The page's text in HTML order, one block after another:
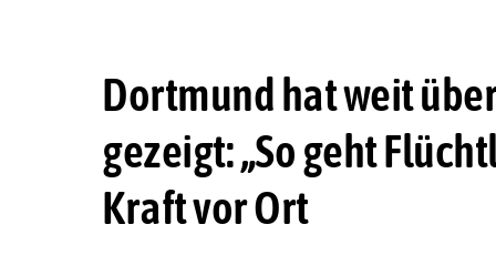
Dortmund hat weit
gezeigt: „So geht
Kraft vor Ort